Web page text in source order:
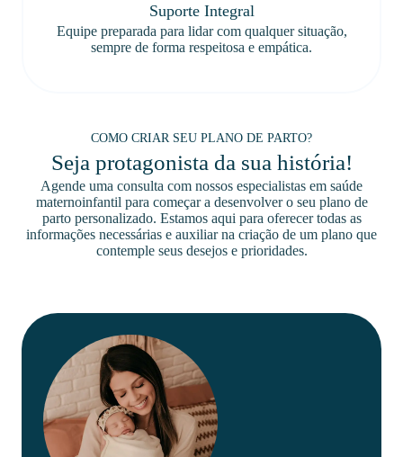
Suporte Integral
Equipe preparada para lidar com qualquer situação,
sempre de forma respeitosa e empática.
COMO CRIAR SEU PLANO DE PARTO?
Seja protagonista da sua história!
Agende uma consulta com nossos especialistas em saúde
maternoinfantil para começar a desenvolver o seu plano de
parto personalizado. Estamos aqui para oferecer todas as
informações necessárias e auxiliar na criação de um plano que
contemple seus desejos e prioridades.